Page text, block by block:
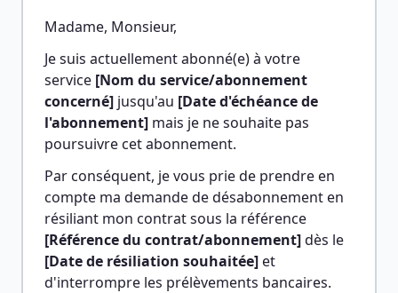
Madame, Monsieur,
Je suis actuellement abonné(e) à votre
service [Nom du service/abonnement
concerné] jusqu'au [Date d'échéance de
l'abonnement] mais je ne souhaite pas
poursuivre cet abonnement.
Par conséquent, je vous prie de prendre en
compte ma demande de désabonnement en
[Référence du contrat/abonnement]
[Date de résiliation souhaitée] et
d'interrompre les prélèvements bancaires.